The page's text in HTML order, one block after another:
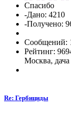
Спасибо
-Дано: 4210
-Получено:
Сообщений:
Рейтинг:
Москва,
Re: Гербициды